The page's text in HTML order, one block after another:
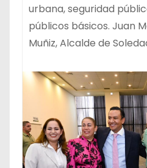
urbana, seguridad
públicos básicos. Juan
Muñiz, Alcalde de